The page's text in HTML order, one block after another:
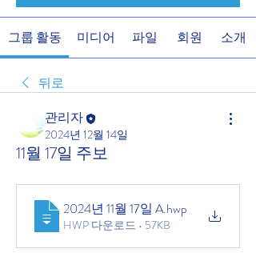
그룹 활동 미디어 파일 회원 소개
뒤로
관리자
2024년 12월 14일
11월 17일 주보
2024년 11월 17일 A.hwp
HWP 다운로드 • 57KB